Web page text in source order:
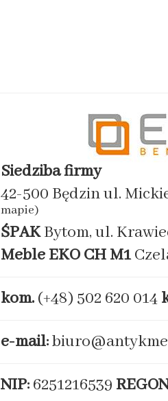
Siedziba firmy
42-500 Będzin ul.
mapie)
ŚPAKBytom, ul.
Meble EKO CH M1
kom. (+48) 502 620 014
e-mail:
NIP: 6251216539